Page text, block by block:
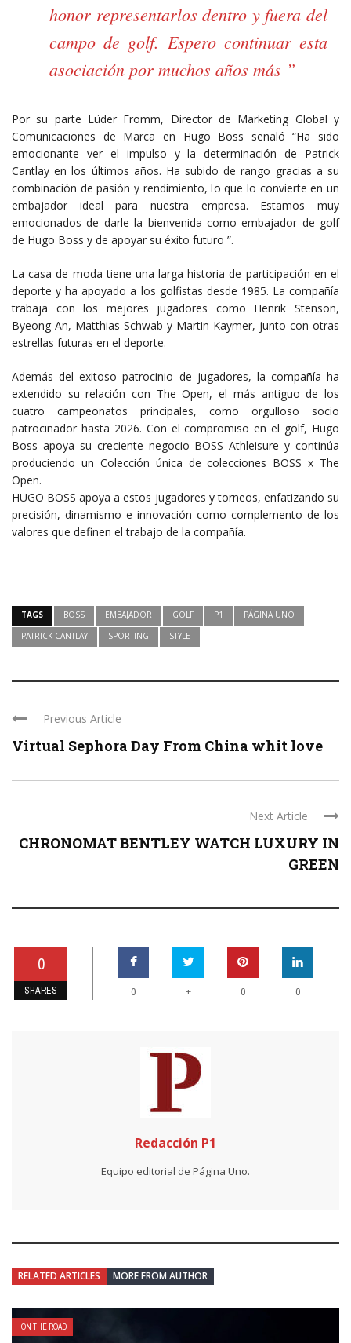
honor representarlos dentro y fuera del
campo de golf. Espero continuar esta
asociación por muchos años más ”
Por su parte Lüder Fromm, Director de Marketing Global y
Comunicaciones de Marca en Hugo Boss señaló “Ha sido
emocionante ver el impulso y la determinación de Patrick
Cantlay en los últimos años. Ha subido de rango gracias a su
combinación de pasión y rendimiento, lo que lo convierte en un
embajador ideal para nuestra empresa. Estamos muy
emocionados de darle la bienvenida como embajador de golf
de Hugo Boss y de apoyar su éxito futuro ”.
La casa de moda tiene una larga historia de participación en el
deporte y ha apoyado a los golfistas desde 1985. La compañía
trabaja con los mejores jugadores como Henrik Stenson,
Byeong An, Matthias Schwab y Martin Kaymer, junto con otras
estrellas futuras en el deporte.
Además del exitoso patrocinio de jugadores, la compañía ha
extendido su relación con The Open, el más antiguo de los
cuatro campeonatos principales, como orgulloso socio
patrocinador hasta 2026. Con el compromiso en el golf, Hugo
Boss apoya su creciente negocio BOSS Athleisure y continúa
produciendo un Colección única de colecciones BOSS x The
Open.
HUGO BOSS apoya a estos jugadores y torneos, enfatizando su
precisión, dinamismo e innovación como complemento de los
valores que definen el trabajo de la compañía.
TAGS BOSS EMBAJADOR GOLF P1
PÁGINA UNO
PATRICK CANTLAY
SPORTING STYLE
Previous Article
Virtual Sephora Day From China whit love
Next Article
CHRONOMAT BENTLEY WATCH LUXURY IN
GREEN
0
SHARES 0 + 0 0
Redacción P1
Equipo editorial de Página Uno.
RELATED ARTICLES MORE FROM AUTHOR
ON THE ROAD